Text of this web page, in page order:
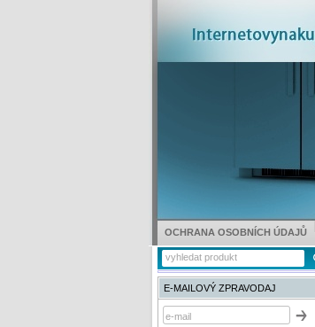
E-MAILOVÝ ZPRAVODAJ
OCHRANA OSOBNÍCH ÚDAJŮ